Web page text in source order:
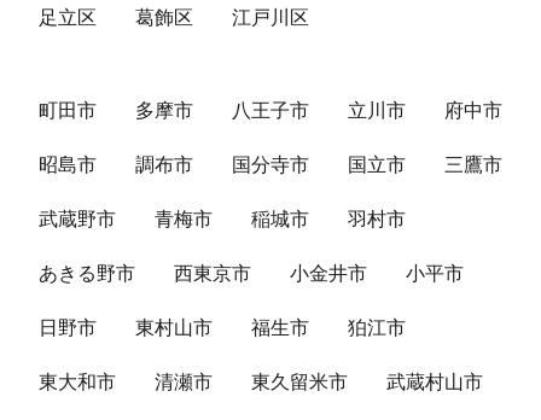
足立区 葛飾区 江戸川区
町田市 多摩市 八王子市 立川市 府中市
昭島市 調布市 国分寺市 国立市 三鷹市
武蔵野市 青梅市 稲城市 羽村市
あきる野市 西東京市 小金井市 小平市
日野市 東村山市 福生市 狛江市
東大和市 清瀬市 東久留米市 武蔵村山市